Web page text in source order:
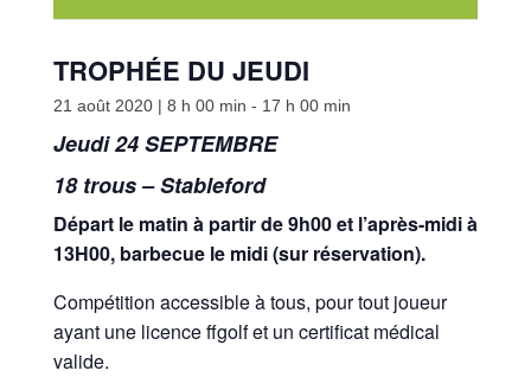
Vidéos trou par trou
Trou n°1
Trou n°2
Trou n°4
Trou n°5
TROPHÉE DU JEUDI
21 août 2020 | 8 h 00 min - 17 h 00 min
Jeudi 24 SEPTEMBRE
18 trous – Stableford
Départ le matin à partir de 9h00 et l’après-midi à
13H00, barbecue le midi (sur réservation).
Compétition accessible à tous, pour tout joueur
ayant une licence ffgolf et un certificat médical
valide.